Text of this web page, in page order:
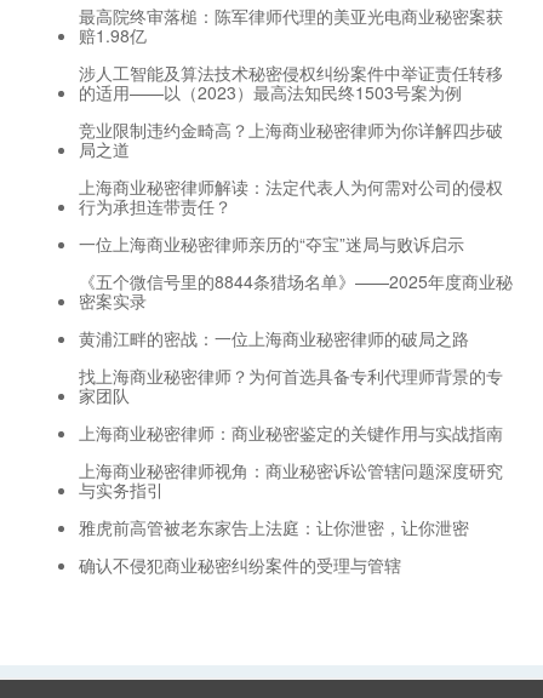
最高院终审落槌：陈军律师代理的美亚光电商业秘密案获
赔1.98亿
涉人工智能及算法技术秘密侵权纠纷案件中举证责任转移
的适用——以（2023）最高法知民终1503号案为例
竞业限制违约金畸高？上海商业秘密律师为你详解四步破
局之道
上海商业秘密律师解读：法定代表人为何需对公司的侵权
行为承担连带责任？
一位上海商业秘密律师亲历的“夺宝”迷局与败诉启示
《五个微信号里的8844条猎场名单》——2025年度商业秘
密案实录
黄浦江畔的密战：一位上海商业秘密律师的破局之路
找上海商业秘密律师？为何首选具备专利代理师背景的专
家团队
上海商业秘密律师：商业秘密鉴定的关键作用与实战指南
上海商业秘密律师视角：商业秘密诉讼管辖问题深度研究
与实务指引
雅虎前高管被老东家告上法庭：让你泄密，让你泄密
确认不侵犯商业秘密纠纷案件的受理与管辖